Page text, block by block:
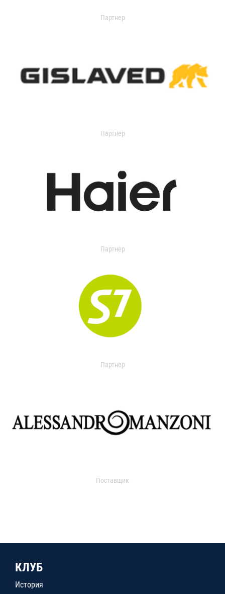
Партнер
Партнер
Партнер
Партнер
Поставщик
КЛУБ
История